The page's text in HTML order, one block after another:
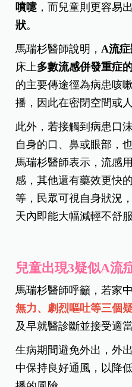
噴嚏 ，而兒童則更容易
狀。
馬瑞杉醫師說明， A流
床上多數流感併發重症
的主要傳途徑為病患咳
播，因此在密閉空間或
此外，若接觸到病患口
自身的口、鼻或眼部，
馬瑞杉醫師表示，流感
感，其他還有藥效更快
等，民眾可視自身狀況
天內即能大幅減輕不舒服
兒童出現3疑似A流
馬瑞杉醫師呼籲，若家
無力、劇烈嘔吐等三個
及早就醫診斷並接受適
生病期間避免外出，外
中保持良好通風，以降